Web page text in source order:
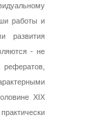
работы и
развития
- не
XIX